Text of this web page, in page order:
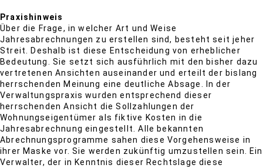
Praxishinweis
Über die Frage, in welcher Art und Weise
Jahresabrechnungen zu erstellen sind, besteht seit jeher
Streit. Deshalb ist diese Entscheidung von erheblicher
Bedeutung. Sie setzt sich ausführlich mit den bisher dazu
vertretenen Ansichten auseinander und erteilt der bislang
herrschenden Meinung eine deutliche Absage. In der
Verwaltungspraxis wurden entsprechend dieser
herrschenden Ansicht die Sollzahlungen der
Wohnungseigentümer als fiktive Kosten in die
Jahresabrechnung eingestellt. Alle bekannten
Abrechnungsprogramme sahen diese Vorgehensweise in
ihrer Maske vor. Sie werden zukünftig umzustellen sein. Ein
Verwalter, der in Kenntnis dieser Rechtslage diese